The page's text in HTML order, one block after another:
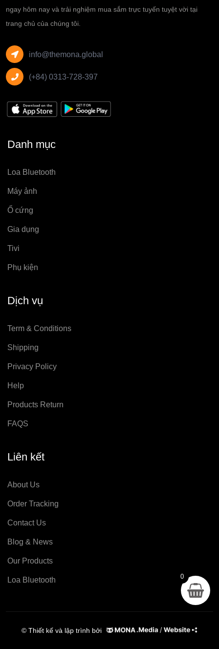
ngay hôm nay và trải nghiệm mua sắm trực tuyến tuyệt vời tại
trang chủ của chúng tôi.
info@themona.global
(+84) 0313-728-397
Danh mục
Loa Bluetooth
Máy ảnh
Ổ cứng
Gia dụng
Tivi
Phụ kiện
Dịch vụ
Term & Conditions
Shipping
Privacy Policy
Help
Products Return
FAQS
Liên kết
About Us
Order Tracking
Contact Us
Blog & News
Our Products
Loa Bluetooth
© Thiết kế và lập trình bởi
0